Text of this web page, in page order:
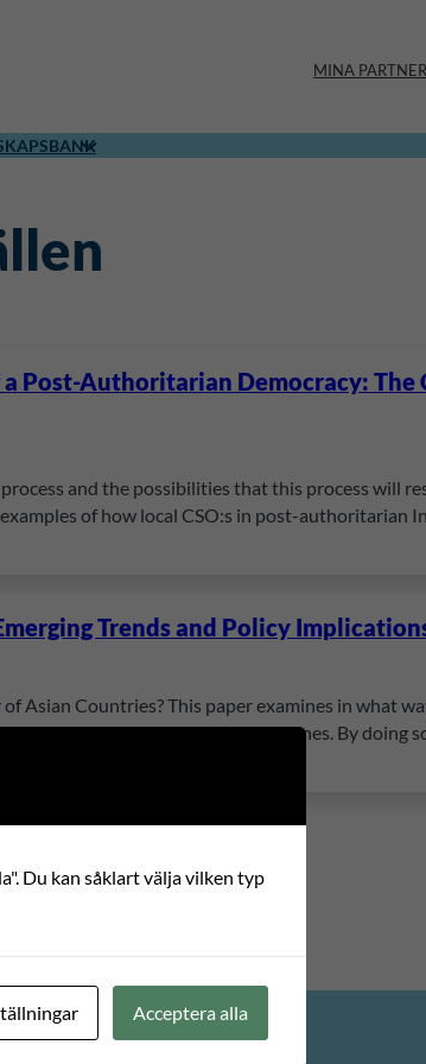
MINA
Post-Authoritarian Democracy: The
and the possibilities that this process will
of how local CSO:s in post-authoritarian
Trends and Policy
Asian Countries? This paper examines in what
Republic of Korea and the Philippines. By doing
Du kan såklart välja vilken typ
Acceptera alla